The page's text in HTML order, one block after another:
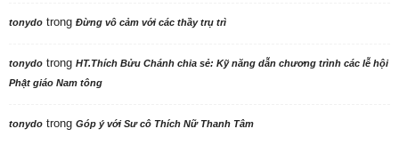
tonydo trong Đừng vô cảm với các thầy trụ trì
tonydo trong HT.Thích Bửu Chánh chia sẻ: Kỹ năng dẫn chương trình các lễ hội
Phật giáo Nam tông
tonydo trong Góp ý với Sư cô Thích Nữ Thanh Tâm